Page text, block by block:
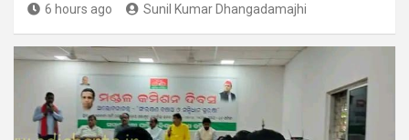
6 hours ago Sunil Kumar Dhangadamajhi